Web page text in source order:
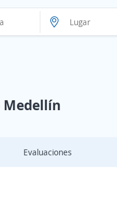
Medellín
Evaluaciones